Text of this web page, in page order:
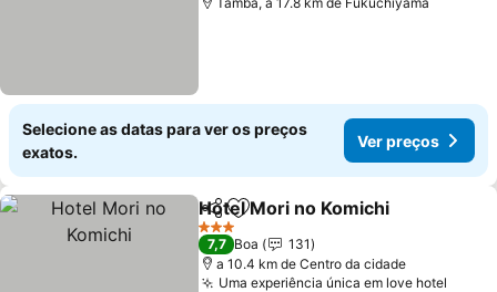
Selecione as datas para ver os preços
exatos.
Ver preços
PartilharAdicionar aos favoritos
Hotel Mori no Komichi
3 Estrelas
7,7 Boa
131
a 10.4 km de Centro da cidade
Uma experiência única em love hotel